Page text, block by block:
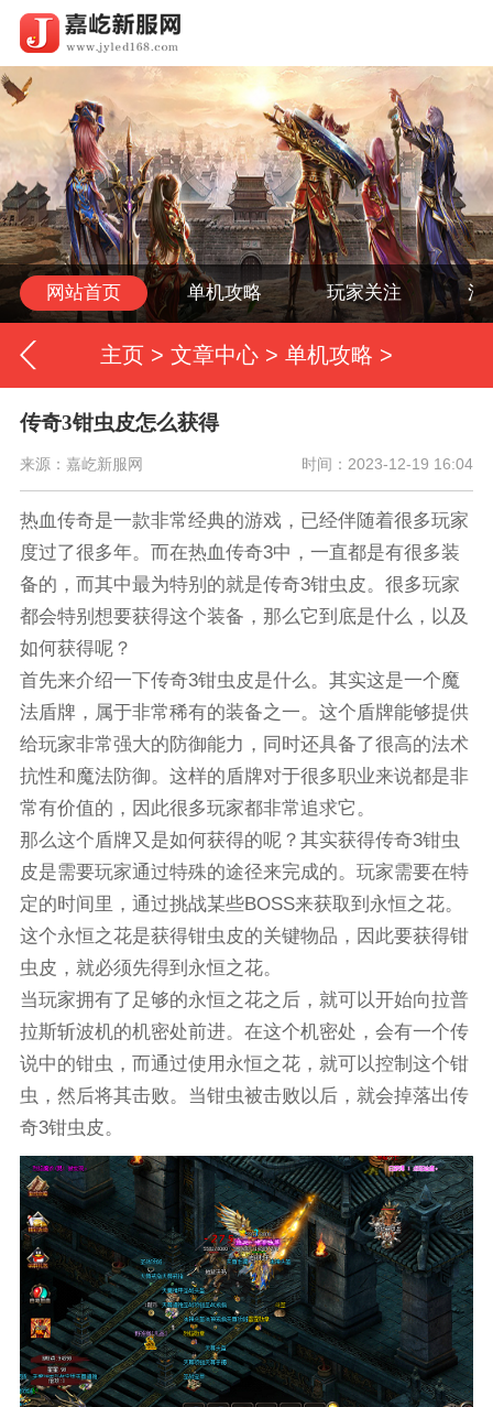
网站首页 单机攻略 玩家关注 活
主页 > 文章中心 > 单机攻略 >
传奇3钳虫皮怎么获得
来源：嘉屹新服网 时间：2023-12-19 16:04
热血传奇是一款非常经典的游戏，已经伴随着很多玩家
度过了很多年。而在热血传奇3中，一直都是有很多装
备的，而其中最为特别的就是传奇3钳虫皮。很多玩家
都会特别想要获得这个装备，那么它到底是什么，以及
如何获得呢？
首先来介绍一下传奇3钳虫皮是什么。其实这是一个魔
法盾牌，属于非常稀有的装备之一。这个盾牌能够提供
给玩家非常强大的防御能力，同时还具备了很高的法术
抗性和魔法防御。这样的盾牌对于很多职业来说都是非
常有价值的，因此很多玩家都非常追求它。
那么这个盾牌又是如何获得的呢？其实获得传奇3钳虫
皮是需要玩家通过特殊的途径来完成的。玩家需要在特
定的时间里，通过挑战某些BOSS来获取到永恒之花。
这个永恒之花是获得钳虫皮的关键物品，因此要获得钳
虫皮，就必须先得到永恒之花。
当玩家拥有了足够的永恒之花之后，就可以开始向拉普
拉斯斩波机的机密处前进。在这个机密处，会有一个传
说中的钳虫，而通过使用永恒之花，就可以控制这个钳
虫，然后将其击败。当钳虫被击败以后，就会掉落出传
奇3钳虫皮。